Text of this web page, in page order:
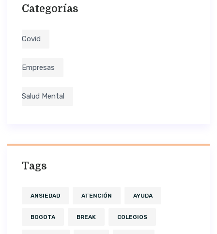
Categorías
Covid
Empresas
Salud Mental
Tags
ANSIEDAD ATENCIÓN AYUDA
BOGOTA BREAK COLEGIOS